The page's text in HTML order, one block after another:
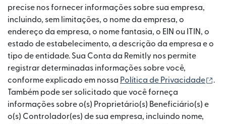
precise nos fornecer informações sobre sua empresa,
incluindo, sem limitações, o nome da empresa, o
endereço da empresa, o nome fantasia, o EIN ou ITIN, o
estado de estabelecimento, a descrição da empresa e o
tipo de entidade. Sua Conta da Remitly nos permite
registrar determinadas informações sobre você,
conforme explicado em nossa Política de Privacidade
.
Também pode ser solicitado que você forneça
informações sobre o(s) Proprietário(s) Beneficiário(s) e
o(s) Controlador(es) de sua empresa, incluindo nome,